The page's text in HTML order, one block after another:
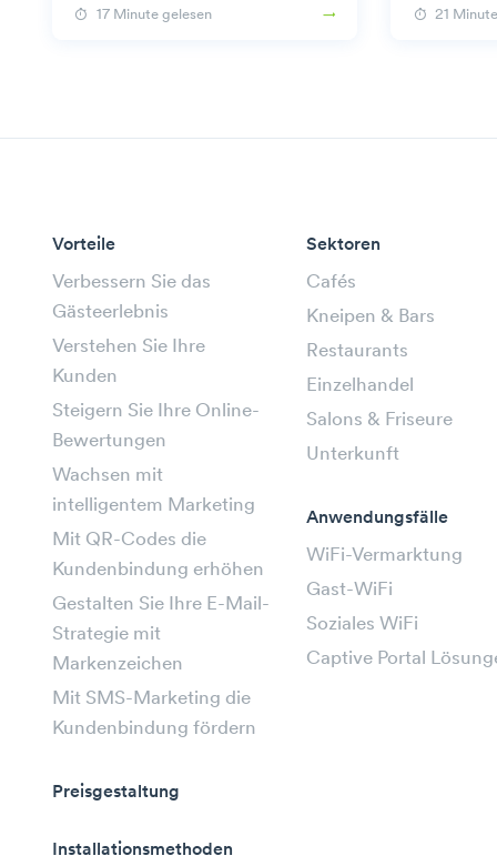
17 Minute gelesen 21
Vorteile
Verbessern Sie das
Gästeerlebnis
Verstehen Sie Ihre
Kunden
Steigern Sie Ihre Online-
Bewertungen
Wachsen mit
intelligentem Marketing
Mit QR-Codes die
Kundenbindung erhöhen
Gestalten Sie Ihre E-Mail-
Strategie mit
Markenzeichen
Mit SMS-Marketing die
Kundenbindung fördern
Preisgestaltung
Installationsmethoden
Sektoren
Cafés
Kneipen & Bars
Restaurants
Einzelhandel
Salons & Friseure
Unterkunft
Anwendungsfälle
WiFi-Vermarktung
Gast-WiFi
Soziales WiFi
Captive Portal